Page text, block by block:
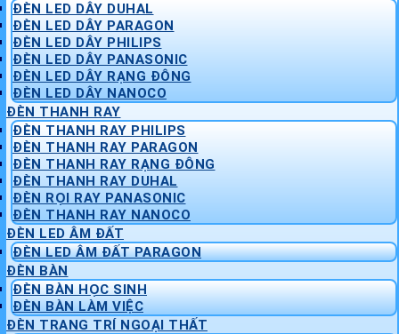
ĐÈN LED DÂY DUHAL
ĐÈN LED DÂY PARAGON
ĐÈN LED DÂY PHILIPS
ĐÈN LED DÂY PANASONIC
ĐÈN LED DÂY RẠNG ĐÔNG
ĐÈN LED DÂY NANOCO
ĐÈN THANH RAY
ĐÈN THANH RAY PHILIPS
ĐÈN THANH RAY PARAGON
ĐÈN THANH RAY RẠNG ĐÔNG
ĐÈN THANH RAY DUHAL
ĐÈN RỌI RAY PANASONIC
ĐÈN THANH RAY NANOCO
ĐÈN LED ÂM ĐẤT
ĐÈN LED ÂM ĐẤT PARAGON
ĐÈN BÀN
ĐÈN BÀN HỌC SINH
ĐÈN BÀN LÀM VIỆC
ĐÈN TRANG TRÍ NGOẠI THẤT